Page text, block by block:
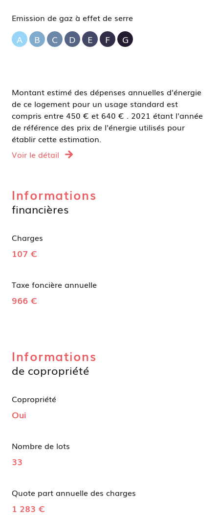
Emission de gaz à effet de serre
A B C D E F G
Montant estimé des dépenses annuelles d'énergie
de ce logement pour un usage standard est
compris entre 450 € et 640 € . 2021 étant l'année
de référence des prix de l'énergie utilisés pour
établir cette estimation.
Voir le détail
Informations
financières
Charges
107 €
Taxe foncière annuelle
966 €
Informations
de copropriété
Copropriété
Oui
Nombre de lots
33
Quote part annuelle des charges
1 283 €